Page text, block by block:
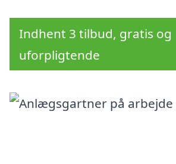
Indhent 3 tilbud, gratis og
uforpligtende